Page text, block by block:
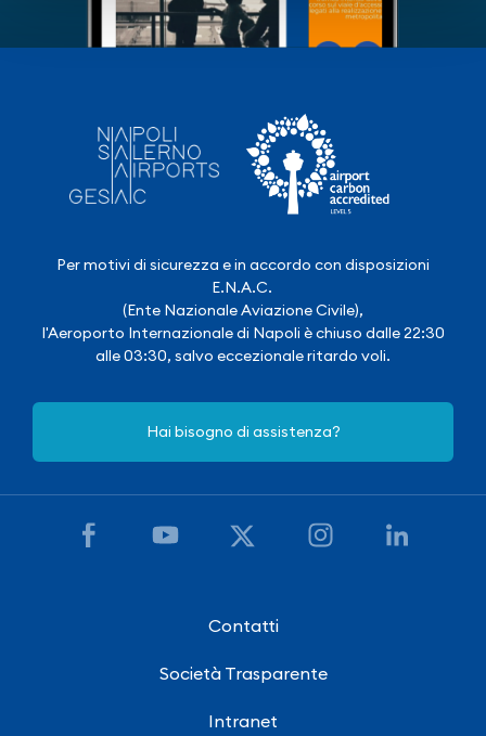
Per motivi di sicurezza e in accordo con disposizioni
E.N.A.C.
(Ente Nazionale Aviazione Civile),
l'Aeroporto Internazionale di Napoli è chiuso dalle 22:30
alle 03:30, salvo eccezionale ritardo voli.
Hai bisogno di assistenza?
Contatti
Società Trasparente
Intranet